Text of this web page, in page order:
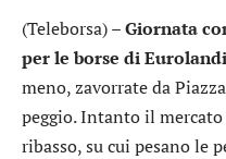
(Teleborsa) –Giornata
per le borse di
meno, zavorrate da
peggio. Intanto il
ribasso, su cui pesano le